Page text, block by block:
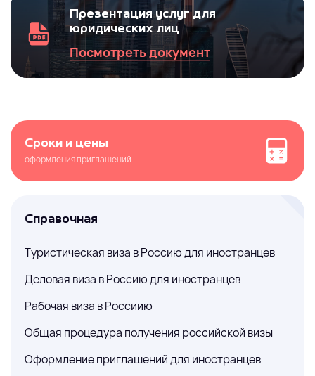
Презентация услуг для
юридических лиц
Посмотреть документ
Сроки и цены
оформления приглашений
Справочная
Туристическая виза в Россию для иностранцев
Деловая виза в Россию для иностранцев
Рабочая виза в Россиию
Общая процедура получения российской визы
Оформление приглашений для иностранцев